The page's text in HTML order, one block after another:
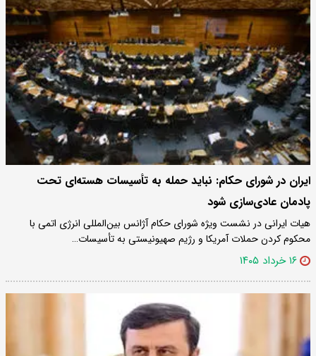
ایران در شورای حکام: نباید حمله به تأسیسات هسته‌ای تحت
پادمان عادی‌سازی شود
هیات ایرانی در نشست ویژه شورای حکام آژانس بین‌المللی انرژی اتمی با
محکوم کردن حملات آمریکا و رژیم صهیونیستی به تأسیسات…
۱۶ خرداد ۱۴۰۵